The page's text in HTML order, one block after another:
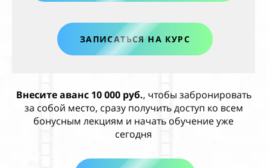
ЗАПИСАТЬСЯ НА КУРС
Внесите аванс 10 000 руб., чтобы забронировать
за собой место, сразу получить доступ ко всем
бонусным лекциям и начать обучение уже
сегодня